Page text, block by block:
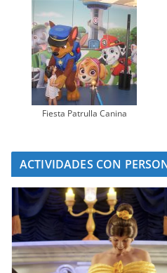
Fiesta Patrulla Canina
ACTIVIDADES CON